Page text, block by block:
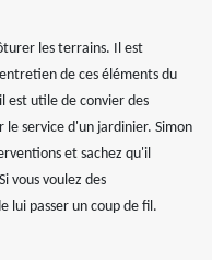
les terrains. Il est
de ces éléments du
est utile de convier des
le service d'un jardinier. Simon
et sachez qu'il
vous voulez des
lui passer un coup de fil.